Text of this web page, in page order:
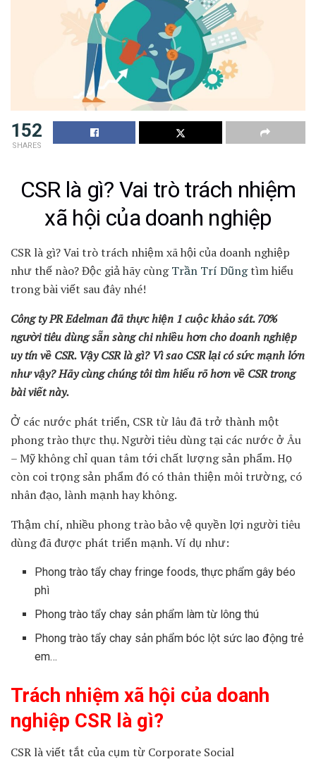
152
SHARES
CSR là gì? Vai trò trách nhiệm
xã hội của doanh nghiệp
CSR là gì? Vai trò trách nhiệm xã hội của doanh nghiệp
như thế nào? Độc giả hãy cùngTrần Trí Dũngtìm hiểu
trong bài viết sau đây nhé!
Công ty PR Edelman đã thực hiện 1 cuộc khảo sát. 70%
người tiêu dùng sẵn sàng chi nhiều hơn cho doanh nghiệp
uy tín về CSR. Vậy CSR là gì? Vì sao CSR lại có sức mạnh lớn
như vậy? Hãy cùng chúng tôi tìm hiểu rõ hơn về CSR trong
bài viết này.
Ở các nước phát triển, CSR từ lâu đã trở thành một
phong trào thực thụ. Người tiêu dùng tại các nước ở Âu
– Mỹ không chỉ quan tâm tới chất lượng sản phẩm. Họ
còn coi trọng sản phẩm đó có thân thiện môi trường, có
nhân đạo, lành mạnh hay không.
Thậm chí, nhiều phong trào bảo vệ quyền lợi người tiêu
dùng đã được phát triển mạnh. Ví dụ như:
Phong trào tẩy chay fringe foods, thực phẩm gây béo
phì
Phong trào tẩy chay sản phẩm làm từ lông thú
Phong trào tẩy chay sản phẩm bóc lột sức lao động trẻ
em…
Trách nhiệm xã hội của doanh
nghiệp CSR là gì?
CSR là viết tắt của cụm từ Corporate Social